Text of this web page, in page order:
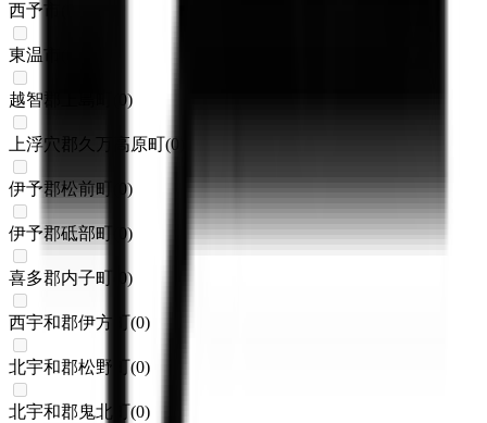
西予市
東温市
越智郡上島町 0)
上浮穴郡久万高原町(0
伊予郡松前町 0)
伊予郡砥部町 0)
喜多郡内子町 0)
西宇和郡伊方町(0)
北宇和郡松野町(0)
北宇和郡鬼北町(0)